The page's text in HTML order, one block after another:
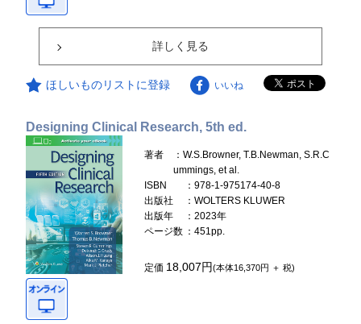
詳しく見る
ほしいものリストに登録 いいね
Designing Clinical Research, 5th ed.
著者
：W.S.Browner, T.B.Newman, S.R.C
ummings, et al.
ISBN
：978-1-975174-40-8
出版社
：WOLTERS KLUWER
出版年
：2023年
ページ数 ：451pp.
定価 18,007円(本体16,370円 ＋ 税)